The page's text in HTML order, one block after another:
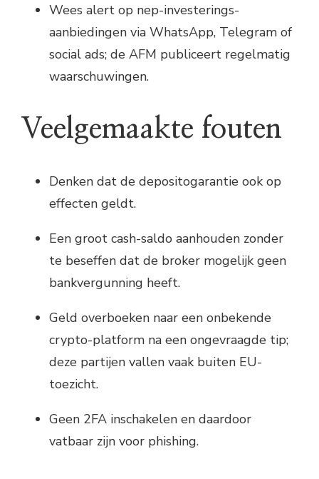
Wees alert op nep-investerings-
aanbiedingen via WhatsApp, Telegram of
social ads; de AFM publiceert regelmatig
waarschuwingen.
Veelgemaakte fouten
Denken dat de depositogarantie ook op
effecten geldt.
Een groot cash-saldo aanhouden zonder
te beseffen dat de broker mogelijk geen
bankvergunning heeft.
Geld overboeken naar een onbekende
crypto-platform na een ongevraagde tip;
deze partijen vallen vaak buiten EU-
toezicht.
Geen 2FA inschakelen en daardoor
vatbaar zijn voor phishing.